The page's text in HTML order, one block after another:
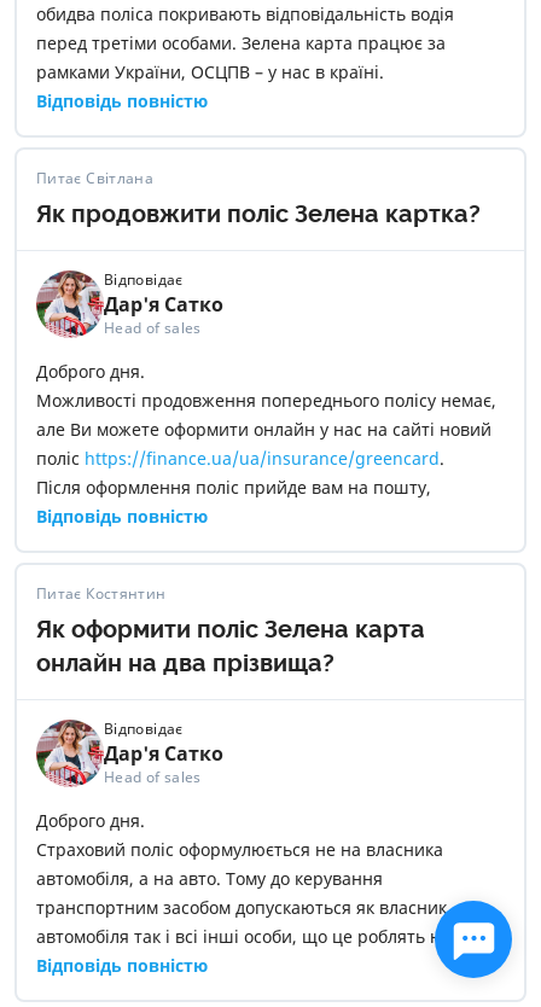
обидва поліса покривають відповідальність водія
перед третіми особами. Зелена карта працює за
рамками України, ОСЦПВ – у нас в країні.
Відповідь повністю
Питає Світлана
Як продовжити поліс Зелена картка?
Відповідає
Дар'я Сатко
Head of sales
Доброго дня.
Можливості продовження попереднього полісу немає,
але Ви можете оформити онлайн у нас на сайті новий
поліс https://finance.ua/ua/insurance/greencard.
Після оформлення поліс прийде вам на пошту,
достатньо буде мати його електронну версію в
телефоні.
Відповідь повністю
Питає Костянтин
Як оформити поліс Зелена карта
онлайн на два прізвища?
Відповідає
Дар'я Сатко
Head of sales
Доброго дня.
Страховий поліс оформулюється не на власника
автомобіля, а на авто. Тому до керування
транспортним засобом допускаються як власник
автомобіля так і всі інші особи, що це роблять на
законних підставах. Тому якщо страхування Зелена
картка оформлена на вас – дія страхування буде
Відповідь повністю